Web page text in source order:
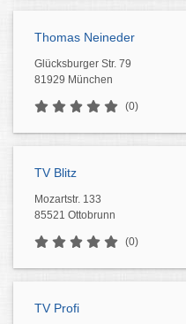
Thomas Neineder
Glücksburger Str. 79
81929 München
(0)
TV Blitz
Mozartstr. 133
85521 Ottobrunn
(0)
TV Profi